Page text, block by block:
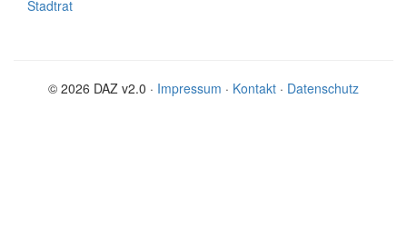
Stadtrat
© 2026 DAZ v2.0 · Impressum · Kontakt · Datenschutz